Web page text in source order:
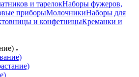
и тарелокНаборы фужеров,
приборыМолочникиНаборы для
и конфетницыКреманки и